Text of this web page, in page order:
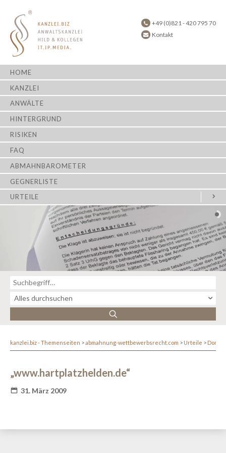
+49 (0)821 - 420 795 70
Kontakt
HOME
KANZLEI
ANWÄLTE
HINTERGRUND
RISIKEN
FAQ
ABMAHNBAROMETER
GEGNERLISTE
URTEILE
kanzlei.biz - Themenseiten abmahnung-wettbewerbsrecht.com Urteile
„www.hartplatzhelden.de“
31. März 2009